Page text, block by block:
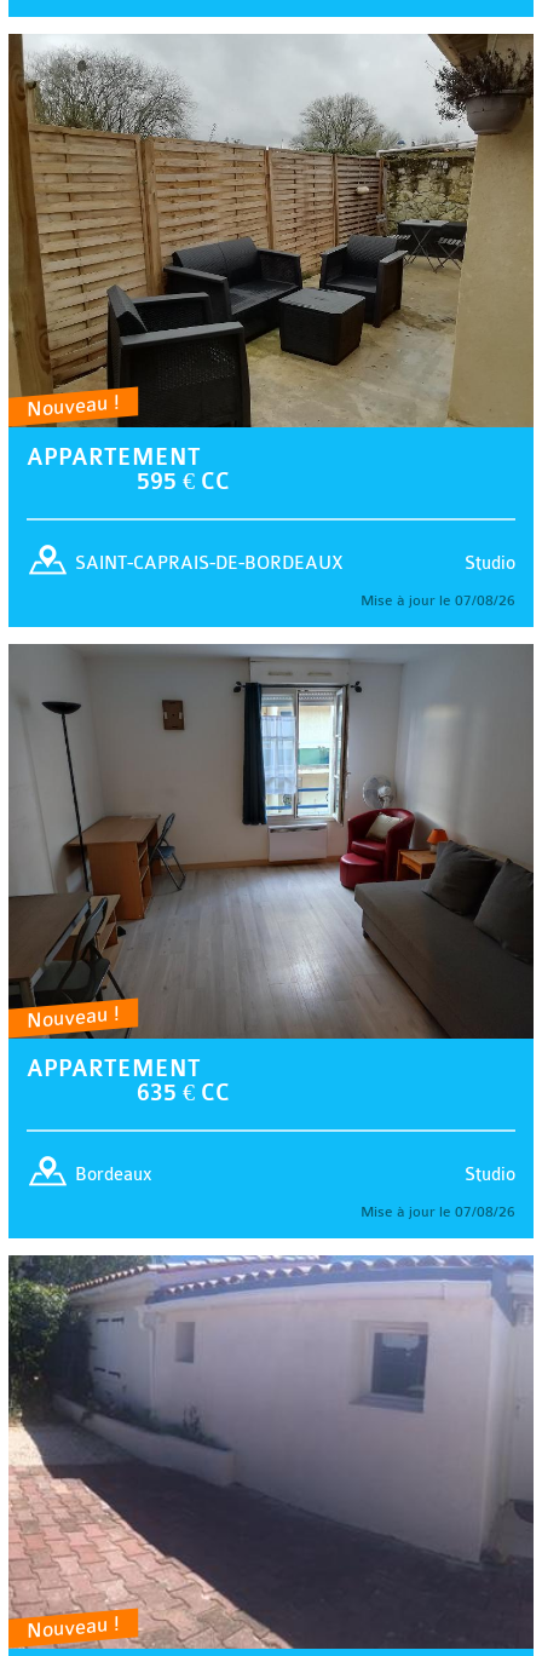
Nouveau !
APPARTEMENT
595 € CC
Studio
SAINT-CAPRAIS-DE-BORDEAUX
Mise à jour le 07/08/26
Nouveau !
APPARTEMENT
635 € CC
Studio
Bordeaux
Mise à jour le 07/08/26
Nouveau !